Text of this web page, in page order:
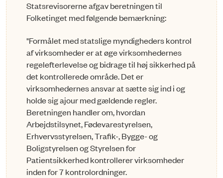
Statsrevisorerne afgav beretningen til
Folketinget med følgende bemærkning:
"Formålet med statslige myndigheders kontrol
af virksomheder er at øge virksomhedernes
regelefterlevelse og bidrage til høj sikkerhed på
det kontrollerede område. Det er
virksomhedernes ansvar at sætte sig ind i og
holde sig ajour med gældende regler.
Beretningen handler om, hvordan
Arbejdstilsynet, Fødevarestyrelsen,
Erhvervsstyrelsen, Trafik-, Bygge- og
Boligstyrelsen og Styrelsen for
Patientsikkerhed kontrollerer virksomheder
inden for 7 kontrolordninger.